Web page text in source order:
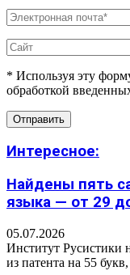
* Используя эту
обработкой
Интересное:
Найдены пять
языка — от 29
05.07.2026
Институт Русистики
из патента на 55